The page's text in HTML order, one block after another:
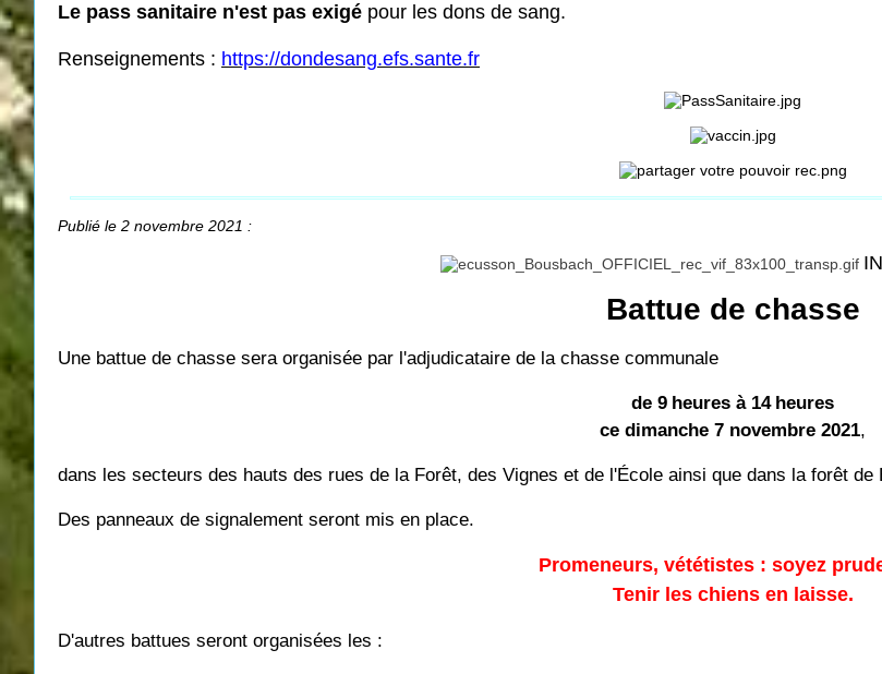
Le pass sanitaire n'est pas exigé pour les dons de sang.
Renseignements : https://dondesang.efs.sante.fr
Publié le 2 novembre 2021 :
Battue de chasse
Une battue de chasse sera organisée par l'adjudicataire de la chasse communale
de 9 heures à 14 heures
ce dimanche 7 novembre 2021,
dans les secteurs des hauts des rues de la Forêt, des Vignes et de l'École ainsi que dans la forêt de
Des panneaux de signalement seront mis en place.
Promeneurs, vététistes : soyez
Tenir les chiens en laisse.
D'autres battues seront organisées les :